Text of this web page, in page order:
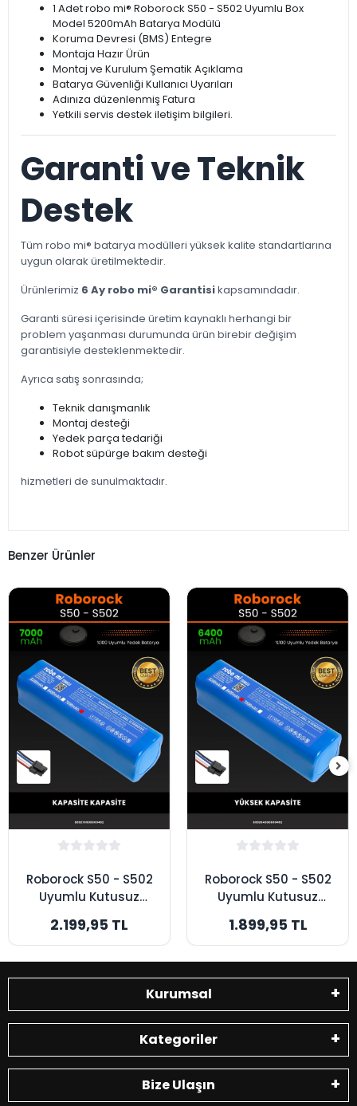
1 Adet robo mi® Roborock S50 - S502 Uyumlu Box
Model 5200mAh Batarya Modülü
Koruma Devresi (BMS) Entegre
Montaja Hazır Ürün
Montaj ve Kurulum Şematik Açıklama
Batarya Güvenliği Kullanıcı Uyarıları
Adınıza düzenlenmiş Fatura
Yetkili servis destek iletişim bilgileri.
Garanti ve Teknik
Destek
Tüm robo mi® batarya modülleri yüksek kalite standartlarına
uygun olarak üretilmektedir.
Ürünlerimiz 6 Ay robo mi® Garantisikapsamındadır.
Garanti süresi içerisinde üretim kaynaklı herhangi bir
problem yaşanması durumunda ürün birebir değişim
garantisiyle desteklenmektedir.
Ayrıca satış sonrasında;
Teknik danışmanlık
Montaj desteği
Yedek parça tedariği
Robot süpürge bakım desteği
hizmetleri de sunulmaktadır.
Benzer Ürünler
Roborock S50 - S502
Uyumlu Kutusuz
Robot Süpürge
Bataryası -
Maksimum Kapasite
2.199,95 TL
Roborock S50 - S502
Uyumlu Kutusuz
Robot Süpürge
Bataryası - Yüksek
Kapasite
1.899,95 TL
Kurumsal
Kategoriler
Bize Ulaşın